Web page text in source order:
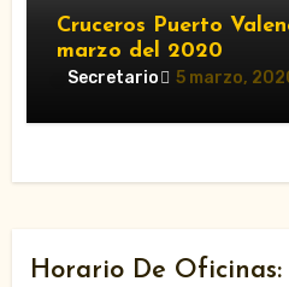
Cruceros Puerto
marzo del 2020
Secretario 5 marzo,
Horario De Oficinas: